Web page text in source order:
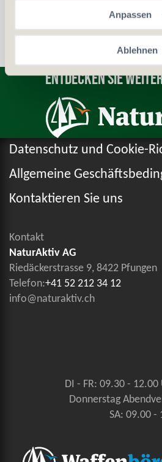
Anpassen
Ablehnen
Entdecken Sie
Datenschutz und Cookie-
Allgemeine
Kontaktieren Sie uns
Kontakt
NaturAktiv AG
Riedäckerstrasse 9, 8422 Pfungen
Telefon:+41 52 212 34 12
info@naturaktiv.ch
DI - FR: 09.30 -
Donnerstag
SA: 09.00 -